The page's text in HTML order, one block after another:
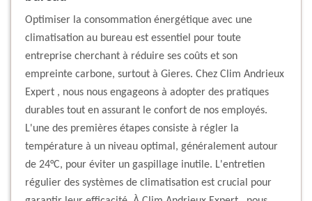
Optimiser la consommation énergétique avec une
climatisation au bureau est essentiel pour toute
entreprise cherchant à réduire ses coûts et son
empreinte carbone, surtout à Gieres. Chez Clim Andrieux
Expert , nous nous engageons à adopter des pratiques
durables tout en assurant le confort de nos employés.
L'une des premières étapes consiste à régler la
température à un niveau optimal, généralement autour
de 24°C, pour éviter un gaspillage inutile. L'entretien
régulier des systèmes de climatisation est crucial pour